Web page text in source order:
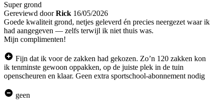
Super grond
Gereviewd door Rick 16/05/2026
Goede kwaliteit grond, netjes geleverd én precies neergezet waar ik
had aangegeven — zelfs terwijl ik niet thuis was.
Mijn complimenten!
Fijn dat ik voor de zakken had gekozen. Zo’n 120 zakken kon
ik tenminste gewoon oppakken, op de juiste plek in de tuin
openscheuren en klaar. Geen extra sportschool-abonnement nodig
geen